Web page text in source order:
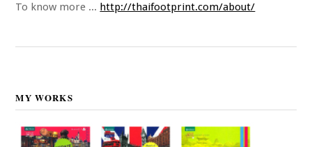
To know more ... http://thaifootprint.com/about/
MY WORKS